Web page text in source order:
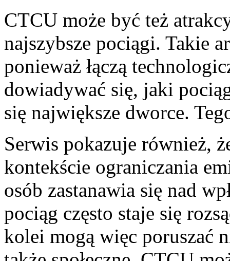
CTCU może być też
najszybsze pociągi. Takie
ponieważ łączą
dowiadywać się, jaki
się największe dworce.
Serwis pokazuje również,
kontekście ograniczania
osób zastanawia się nad
pociąg często staje się
kolei mogą więc poruszać